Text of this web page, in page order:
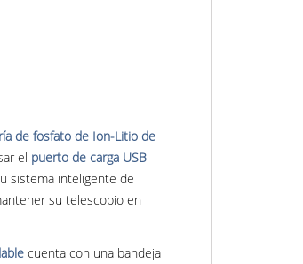
de fosfato de Ion-Litio de
el puerto de carga USB
sistema inteligente de
su telescopio en
cuenta con una bandeja